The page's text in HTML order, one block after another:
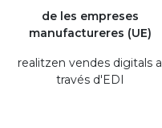
de les empreses
manufactureres (UE)
realitzen vendes digitals a
través d'EDI